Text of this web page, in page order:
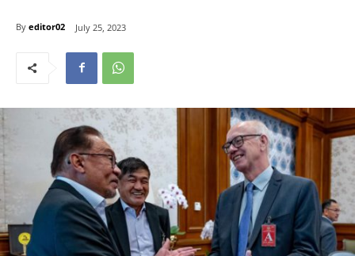
By editor02 July 25, 2023